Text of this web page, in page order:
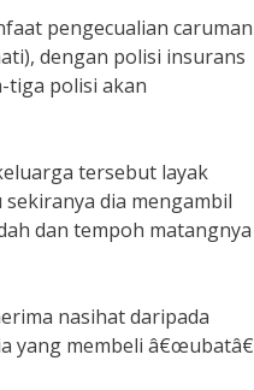
pengecualian caruman
dengan polisi insurans
tiga polisi akan
tersebut layak
dia mengambil
dan tempoh matangnya
nasihat daripada
yang membeli â€œubatâ€